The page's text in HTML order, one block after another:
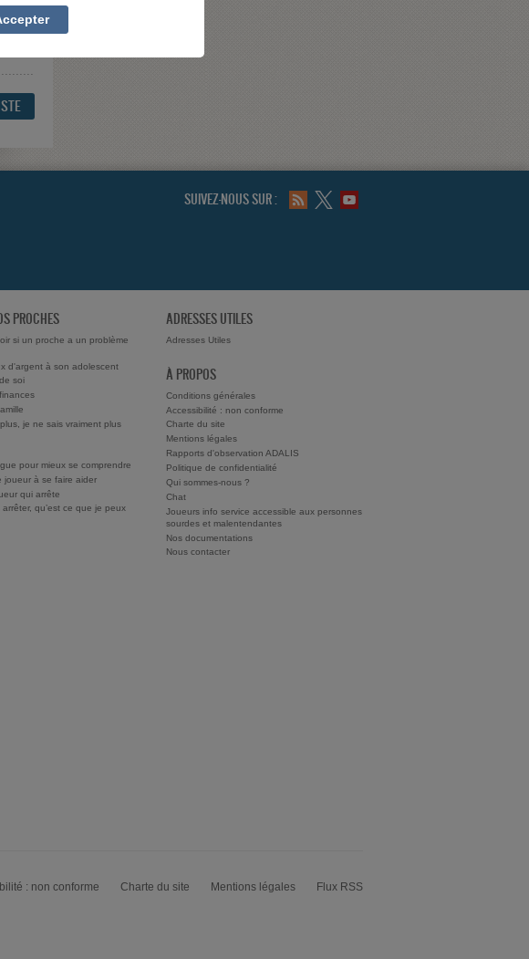
SUIVEZ-NOUS SUR :
PROCHES
si un proche a un problème
d'argent à son adolescent
soi
je ne sais vraiment plus
pour mieux se comprendre
joueur à se faire aider
qui arrête
arrêter, qu’est ce que je peux
ADRESSES UTILES
Adresses Utiles
À PROPOS
Conditions générales
Accessibilité : non conforme
Charte du site
Mentions légales
Rapports d'observation ADALIS
Politique de confidentialité
Qui sommes-nous ?
Chat
Joueurs info service accessible aux personnes
sourdes et malentendantes
Nos documentations
Nous contacter
: non conforme Charte du site Mentions légales Flux RSS